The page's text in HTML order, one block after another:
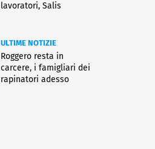
lavoratori, Salis
ULTIME NOTIZIE
Roggero resta in
carcere, i famigliari dei
rapinatori adesso